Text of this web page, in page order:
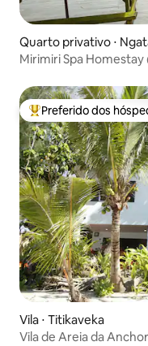
Quarto privativo ⋅
Mirimiri Spa Homestay
Entre os melhores
Preferido dos
Vila ⋅ Titikaveka
Vila de Areia da